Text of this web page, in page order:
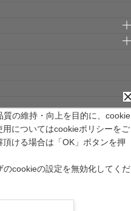
の維持・向上を目的に、cookie
についてはcookieポリシーをご
ける場合は「OK」ボタンを押
cookieの設定を無効化してくだ
あたって 個人情報保護方針
る「期限日」について